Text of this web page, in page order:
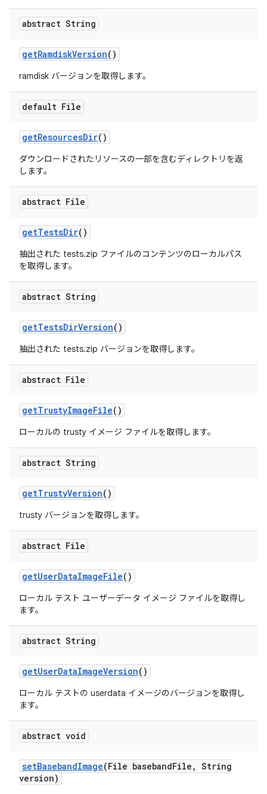
abstract String
getRamdiskVersion()
ramdisk バージョンを取得します。
default File
getResourcesDir()
ダウンロードされたリソースの一部を含むディレクトリを返
します。
abstract File
getTestsDir()
抽出された tests.zip ファイルのコンテンツのローカルパス
を取得します。
abstract String
getTestsDirVersion()
抽出された tests.zip バージョンを取得します。
abstract File
getTrustyImageFile()
ローカルの trusty イメージ ファイルを取得します。
abstract String
getTrustyVersion()
trusty バージョンを取得します。
abstract File
getUserDataImageFile()
ローカル テスト ユーザーデータ イメージ ファイルを取得し
ます。
abstract String
getUserDataImageVersion()
ローカル テストの userdata イメージのバージョンを取得し
ます。
abstract void
setBasebandImage(File basebandFile , String
version)